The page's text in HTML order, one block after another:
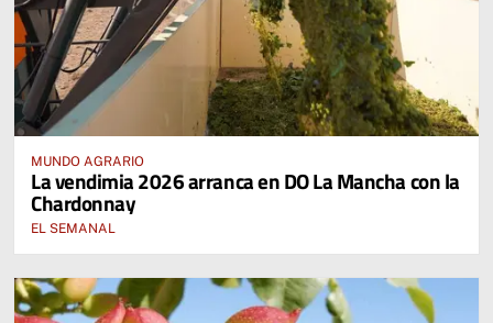
MUNDO AGRARIO
La vendimia 2026 arranca en DO La Mancha con la
Chardonnay
EL SEMANAL